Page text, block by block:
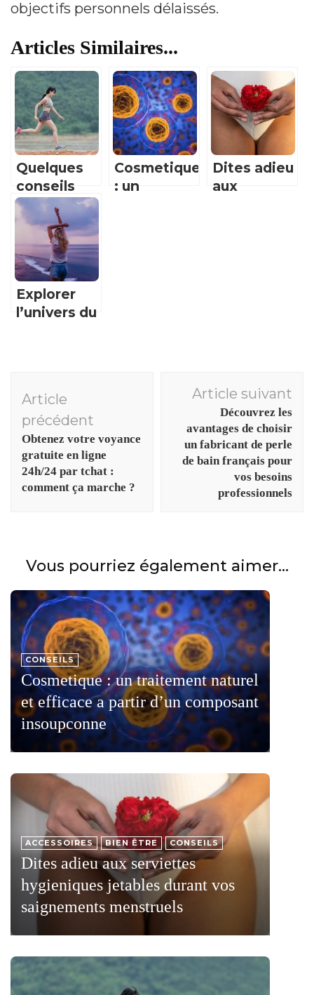
objectifs personnels délaissés.
Articles Similaires...
Quelques
conseils
pour
accélérer la
perte de
poids
Cosmetique
: un
Dites adieu
aux
Explorer
l’univers du
d'article
Article
précédent
Obtenez votre voyance
gratuite en ligne
24h/24 par tchat :
comment ça marche ?
Article suivant
Découvrez les
avantages de choisir
un fabricant de perle
de bain français pour
vos besoins
professionnels
Vous pourriez également aimer...
CONSEILS
Cosmetique : un traitement naturel
et efficace a partir d’un composant
insoupconne
ACCESSOIRES BIEN ÊTRE CONSEILS
Dites adieu aux serviettes
hygieniques jetables durant vos
saignements menstruels